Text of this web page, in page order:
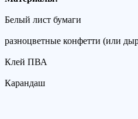
Белый лист бумаги
разноцветные конфетти (или
Клей ПВА
Карандаш